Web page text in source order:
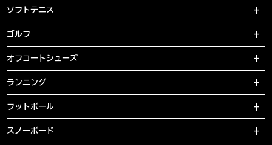
ソフトテニス
ゴルフ
オフコートシューズ
ランニング
フットボール
スノーボード